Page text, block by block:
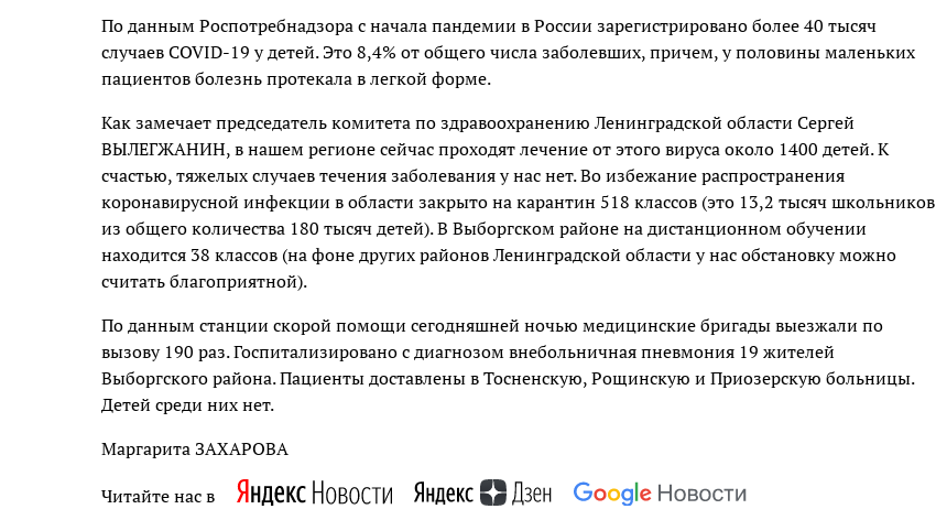
По данным Роспотребнадзора с начала пандемии в России зарегистрировано более 40 тысяч
случаев COVID-19 у детей. Это 8,4% от общего числа заболевших, причем, у половины маленьких
пациентов болезнь протекала в легкой форме.
Как замечает председатель комитета по здравоохранению Ленинградской области Сергей
ВЫЛЕГЖАНИН, в нашем регионе сейчас проходят лечение от этого вируса около 1400 детей. К
счастью, тяжелых случаев течения заболевания у нас нет. Во избежание распространения
коронавирусной инфекции в области закрыто на карантин 518 классов (это 13,2 тысяч школьников
из общего количества 180 тысяч детей). В Выборгском районе на дистанционном обучении
находится 38 классов (на фоне других районов Ленинградской области у нас обстановку можно
считать благоприятной).
По данным станции скорой помощи сегодняшней ночью медицинские бригады выезжали по
вызову 190 раз. Госпитализировано с диагнозом внебольничная пневмония 19 жителей
Выборгского района. Пациенты доставлены в Тосненскую, Рощинскую и Приозерскую больницы.
Детей среди них нет.
Маргарита ЗАХАРОВА
Читайте нас в